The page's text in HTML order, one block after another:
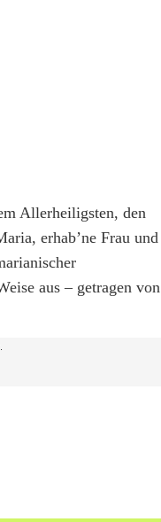
Allerheiligsten, den
erhab’ne Frau und
aus – getragen von